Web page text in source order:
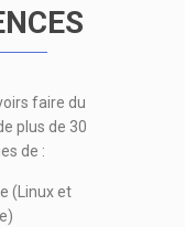
faire du
plus de 30
de :
(Linux et